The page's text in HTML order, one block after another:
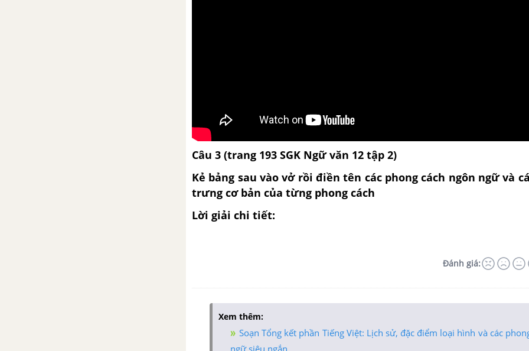
Câu 3 (trang 193 SGK Ngữ văn 12 tập 2)
Kẻ bảng sau vào vở rồi điền tên các phong cách ngôn ngữ và
trưng cơ bản của từng phong cách
Lời giải chi tiết:
Đánh giá:
Xem thêm:
Soạn Tổng kết phần Tiếng Việt: Lịch sử, đặc điểm loại hình và các
ngữ siêu ngắn